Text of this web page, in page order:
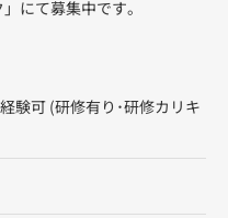
にて募集中です。
験可 (研修有り･研修カリキ